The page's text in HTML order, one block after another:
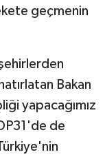
geçmenin
Bakan
yapacağımız
de